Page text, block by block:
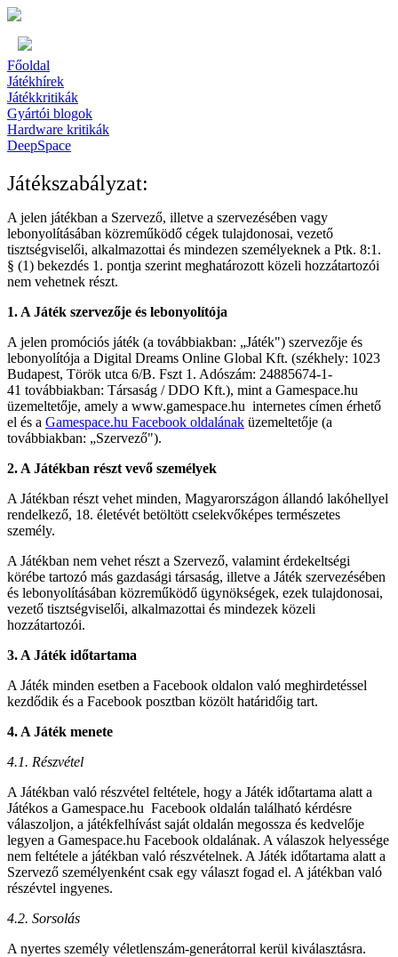
Főoldal
Játékhírek
Játékkritikák
Gyártói blogok
Hardware kritikák
DeepSpace
Játékszabályzat:
A jelen játékban a Szervező, illetve a szervezésében vagy
lebonyolításában közreműködő cégek tulajdonosai, vezető
tisztségviselői, alkalmazottai és mindezen személyeknek a Ptk. 8:1.
§ (1) bekezdés 1. pontja szerint meghatározott közeli hozzátartozói
nem vehetnek részt.
1. A Játék szervezője és lebonyolítója
A jelen promóciós játék (a továbbiakban: „Játék") szervezője és
lebonyolítója a Digital Dreams Online Global Kft. (székhely: 1023
Budapest, Török utca 6/B. Fszt 1. Adószám: 24885674-1-
41 továbbiakban: Társaság / DDO Kft.), mint a Gamespace.hu
üzemeltetője, amely a www.gamespace.hu internetes címen érhető
el és a Gamespace.hu Facebook oldalának üzemeltetője (a
továbbiakban: „Szervező").
2. A Játékban részt vevő személyek
A Játékban részt vehet minden, Magyarországon állandó lakóhellyel
rendelkező, 18. életévét betöltött cselekvőképes természetes
személy.
A Játékban nem vehet részt a Szervező, valamint érdekeltségi
körébe tartozó más gazdasági társaság, illetve a Játék szervezésében
és lebonyolításában közreműködő ügynökségek, ezek tulajdonosai,
vezető tisztségviselői, alkalmazottai és mindezek közeli
hozzátartozói.
3. A Játék időtartama
A Játék minden esetben a Facebook oldalon való meghirdetéssel
kezdődik és a Facebook posztban közölt határidőig tart.
4. A Játék menete
4.1. Részvétel
A Játékban való részvétel feltétele, hogy a Játék időtartama alatt a
Játékos a Gamespace.hu Facebook oldalán található kérdésre
válaszoljon, a játékfelhívást saját oldalán megossza és kedvelője
legyen a Gamespace.hu Facebook oldalának. A válaszok helyessége
nem feltétele a játékban való részvételnek. A Játék időtartama alatt a
Szervező személyenként csak egy választ fogad el. A játékban való
részévtel ingyenes.
4.2. Sorsolás
A nyertes személy véletlenszám-generátorral kerül kiválasztásra.